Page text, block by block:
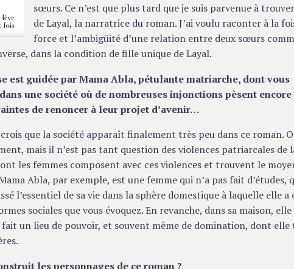
sœurs. Ce n’est que plus tard que je suis parvenue à
de Layal, la narratrice du roman. J’ai voulu raconter à la
force et l’ambigüité d’une relation entre deux sœurs
dans la condition de fille unique de Layal.
est guidée par Mama Abla, pétulante matriarche, dont vous
une société où de nombreuses injonctions pèsent
de renoncer à leur projet d’avenir…
crois que la société apparaît finalement très peu dans ce roman.
mais il n’est pas tant question des violences patriarcales de
les femmes composent avec ces violences et trouvent le
Abla, par exemple, est une femme qui n’a pas fait d’études,
l’essentiel de sa vie dans la sphère domestique à laquelle elle a
sociales que vous évoquez. En revanche, dans sa maison,
fait un lieu de pouvoir, et souvent même de domination, dont elle
les personnages de ce roman ?